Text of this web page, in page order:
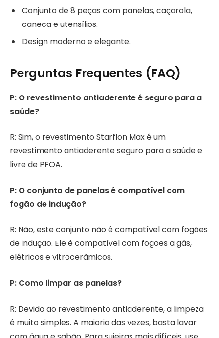
Conjunto de 8 peças com panelas, caçarola,
caneca e utensílios.
Design moderno e elegante.
Perguntas Frequentes (FAQ)
P: O revestimento antiaderente é seguro para a
saúde?
R: Sim, o revestimento Starflon Max é um
revestimento antiaderente seguro para a saúde e
livre de PFOA.
P: O conjunto de panelas é compatível com
fogão de indução?
R: Não, este conjunto não é compatível com fogões
de indução. Ele é compatível com fogões a gás,
elétricos e vitrocerâmicos.
P: Como limpar as panelas?
R: Devido ao revestimento antiaderente, a limpeza
é muito simples. A maioria das vezes, basta lavar